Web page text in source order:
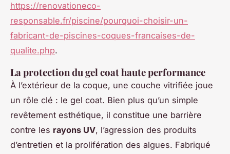
https://renovationeco-
responsable.fr/piscine/pourquoi-choisir-un-
fabricant-de-piscines-coques-francaises-de-
qualite.php.
La protection du gel coat haute performance
À l’extérieur de la coque, une couche vitrifiée joue
un rôle clé : le gel coat. Bien plus qu’un simple
revêtement esthétique, il constitue une barrière
contre les rayons UV, l’agression des produits
d’entretien et la prolifération des algues. Fabriqué